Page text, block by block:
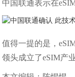
中国联通表示在
值得一提的是，
领头成立了eSIM产